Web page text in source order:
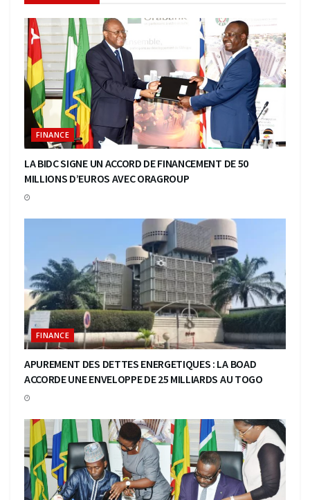
FINANCE
LA BIDC SIGNE UN ACCORD DE FINANCEMENT DE 50
MILLIONS D’EUROS AVEC ORAGROUP
FINANCE
APUREMENT DES DETTES ENERGETIQUES : LA BOAD
ACCORDE UNE ENVELOPPE DE 25 MILLIARDS AU TOGO